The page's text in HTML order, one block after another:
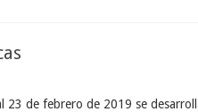
23 de febrero de 2019 se